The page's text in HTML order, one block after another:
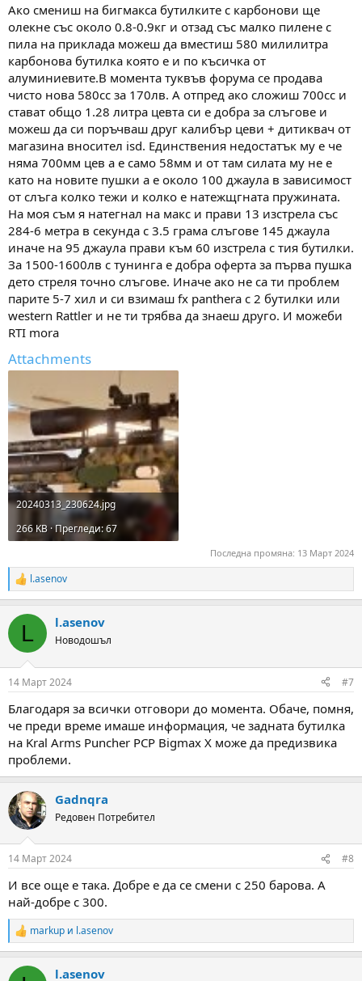
Ако смениш на бигмакса бутилките с карбонови ще
олекне със около 0.8-0.9кг и отзад със малко пилене с
пила на приклада можеш да вместиш 580 милилитра
карбонова бутилка която е и по късичка от
алуминиевите.В момента туквъв форума се продава
чисто нова 580cc за 170лв. А отпред ако сложиш 700cc и
стават общо 1.28 литра цевта си е добра за слъгове и
можеш да си поръчваш друг калибър цеви + дитиквач от
магазина вносител isd. Единствения недостатък му е че
няма 700мм цев а е само 58мм и от там силата му не е
като на новите пушки а е около 100 джаула в зависимост
от слъга колко тежи и колко е натежщгната пружината.
На моя съм я натегнал на макс и прави 13 изстрела със
284-6 метра в секунда с 3.5 грама слъгове 145 джаула
иначе на 95 джаула прави към 60 изстрела с тия бутилки.
За 1500-1600лв с тунинга е добра оферта за първа пушка
дето стреля точно слъгове. Иначе ако не са ти проблем
парите 5-7 хил и си взимаш fx panthera с 2 бутилки или
western Rattler и не ти трябва да знаеш друго. И можеби
RTI mora
Attachments
20240313_230624.jpg
266 KB · Прегледи: 67
Последна промяна: 13 Март 2024
R
e
c
i
s
l.asenov
L l.asenov
Новодошъл
14 Март 2024 #7
Благодаря за всички отговори до момента. Обаче, помня,
че преди време имаше информация, че задната бутилка
на Kral Arms Puncher PCP Bigmax X може да предизвика
проблеми.
Gadnqra
Редовен Потребител
14 Март 2024 #8
И все още е така. Добре е да се смени с 250 барова. А
най-добре с 300.
R
e
c
markup и l.asenov
l.asenov